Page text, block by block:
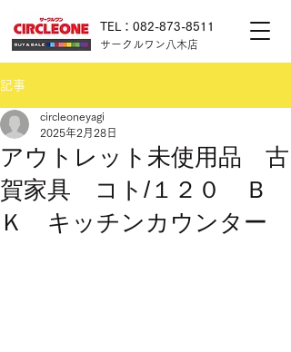
サークルワン八木店
TEL：082-873-8511
記事
アウトレット未使用品 古
賀家具 コト/１２０ Ｂ
Ｋ キッチンカウンター
circleoneyagi
2025年2月28日